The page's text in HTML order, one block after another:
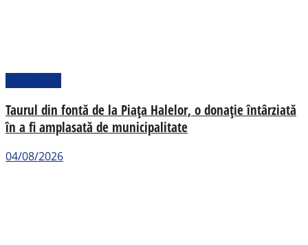
Taurul din fontă de la Piața Halelor, o donație întârziată
în a fi amplasată de municipalitate
04/08/2026